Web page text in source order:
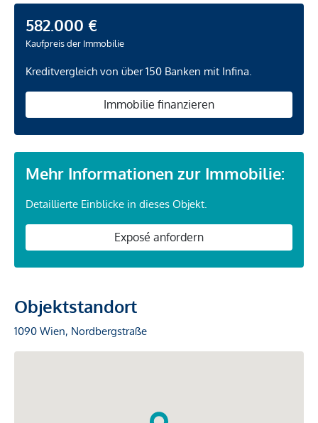
582.000 €
Kaufpreis der Immobilie
Kreditvergleich von über 150 Banken mit Infina.
Immobilie finanzieren
Mehr Informationen zur Immobilie:
Detaillierte Einblicke in dieses Objekt.
Exposé anfordern
Objektstandort
1090 Wien, Nordbergstraße